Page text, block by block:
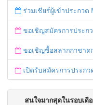
ร่วมเชียร์ผู้เข้าประกวด Miss
ขอเชิญสมัครการประกวดแข่งขันวง
ขอเชิญซื้อสลากกาชาดการกุศลพิเ
เปิดรับสมัครการประกวดร้
สนใจมากสุดในรอบเดื